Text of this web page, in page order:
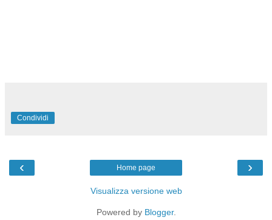
Condividi
‹ ›
Home page
Visualizza versione web
Powered by Blogger.